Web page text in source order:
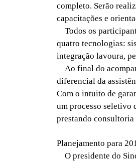
completo. Serão
capacitações e
Todos os
quatro tecnologias:
integração lavoura,
Ao final do
diferencial da
Com o intuito de
um processo seletivo
prestando
Planejamento para
O presidente do